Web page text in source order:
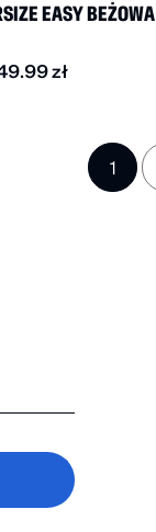
EASY BEŻOWA
zł
1